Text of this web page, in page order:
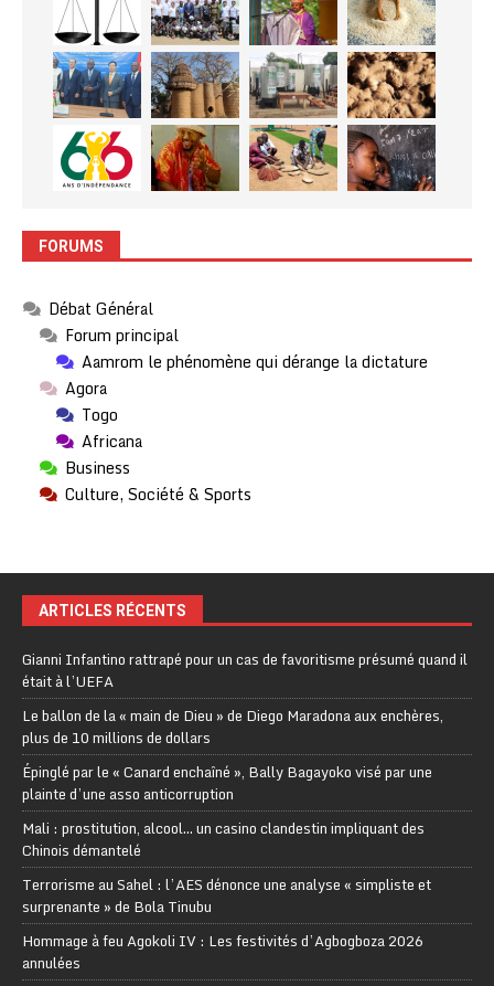
FORUMS
Débat Général
Forum principal
Aamrom le phénomène qui dérange la dictature
Agora
Togo
Africana
Business
Culture, Société & Sports
ARTICLES RÉCENTS
Gianni Infantino rattrapé pour un cas de favoritisme présumé quand il
était à l’UEFA
Le ballon de la « main de Dieu » de Diego Maradona aux enchères,
plus de 10 millions de dollars
Épinglé par le « Canard enchaîné », Bally Bagayoko visé par une
plainte d’une asso anticorruption
Mali : prostitution, alcool… un casino clandestin impliquant des
Chinois démantelé
Terrorisme au Sahel : l’AES dénonce une analyse « simpliste et
surprenante » de Bola Tinubu
Hommage à feu Agokoli IV : Les festivités d’Agbogboza 2026
annulées